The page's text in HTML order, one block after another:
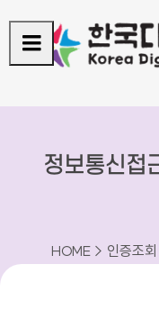
정보통신접
HOME > 인증조